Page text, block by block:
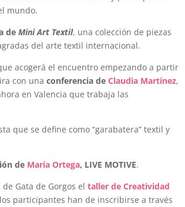
mundo.
de Mini Art Textil, una colección de piezas
del arte textil internacional.
acogerá el encuentro empezando a partir
con una conferencia de Claudia Martínez,
en Valencia que trabaja las
que se define como “garabatera” textil y
de María Ortega, LIVE MOTIVE.
Gata de Gorgos el taller de Creatividad
participantes han de inscribirse a través